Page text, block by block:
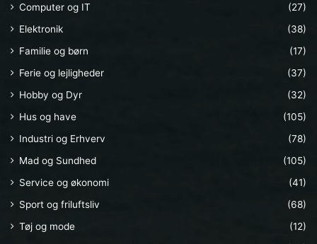
Computer og IT
(27)
Elektronik
(38)
Familie og børn
(17)
Ferie og lejligheder
(37)
Hobby og Dyr
(32)
Hus og have
(105)
Industri og Erhverv
(78)
Mad og Sundhed
(105)
Service og økonomi
(41)
Sport og friluftsliv
(68)
Tøj og mode
(12)